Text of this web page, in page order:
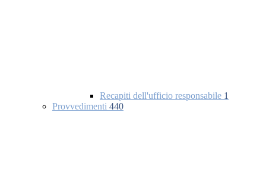
Recapiti dell'ufficio responsabile 1
Provvedimenti 440